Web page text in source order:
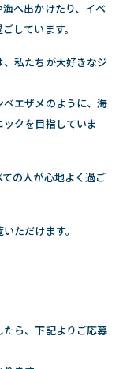
へ出かけたり、イベ
しています。
私たちが大好きなジ
エザメのように、海
クを目指していま
の人が心地よく過ご
ただけます。
ら、下記よりご応募